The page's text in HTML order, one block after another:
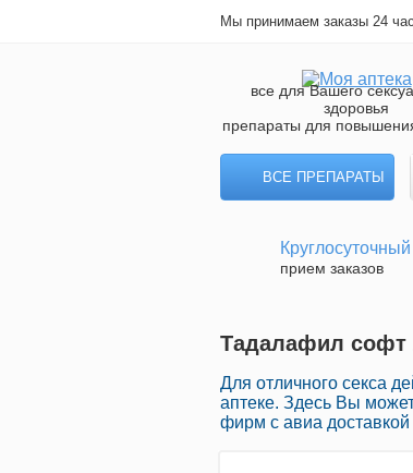
Мы принимаем заказы 24
все для Вашего
здоровья
препараты для
ВСЕ ПРЕПАРАТЫ
Круглосуточный
прием заказов
Тадалафил софт
Для отличного секса
аптеке. Здесь Вы
фирм с авиа